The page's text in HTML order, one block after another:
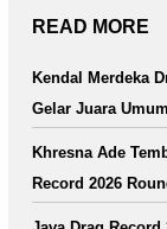
READ MORE
Kendal Merdeka
Gelar Juara
Khresna Ade
Record 2026